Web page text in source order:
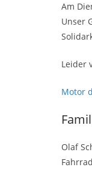
Am
Unser
Leider
Motor
Olaf